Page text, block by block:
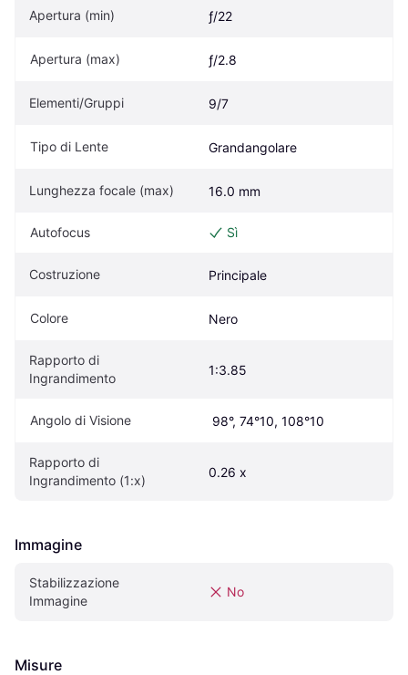
Apertura (min) ƒ/22
Apertura (max) ƒ/2.8
Elementi/Gruppi 9/7
Tipo di Lente Grandangolare
Lunghezza focale (max) 16.0 mm
Autofocus Sì
Costruzione Principale
Colore Nero
Rapporto di
Ingrandimento
1:3.85
Angolo di Visione 98°, 74°10, 108°10
Rapporto di
Ingrandimento (1:x)
0.26 x
Immagine
Stabilizzazione
Immagine
No
Misure